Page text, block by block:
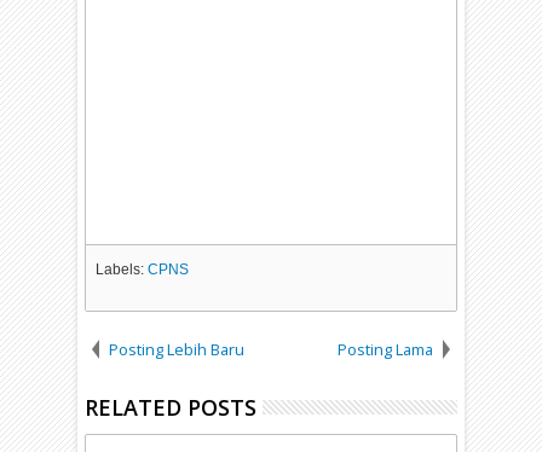
Labels:CPNS
Posting Lebih Baru Posting Lama
RELATED POSTS